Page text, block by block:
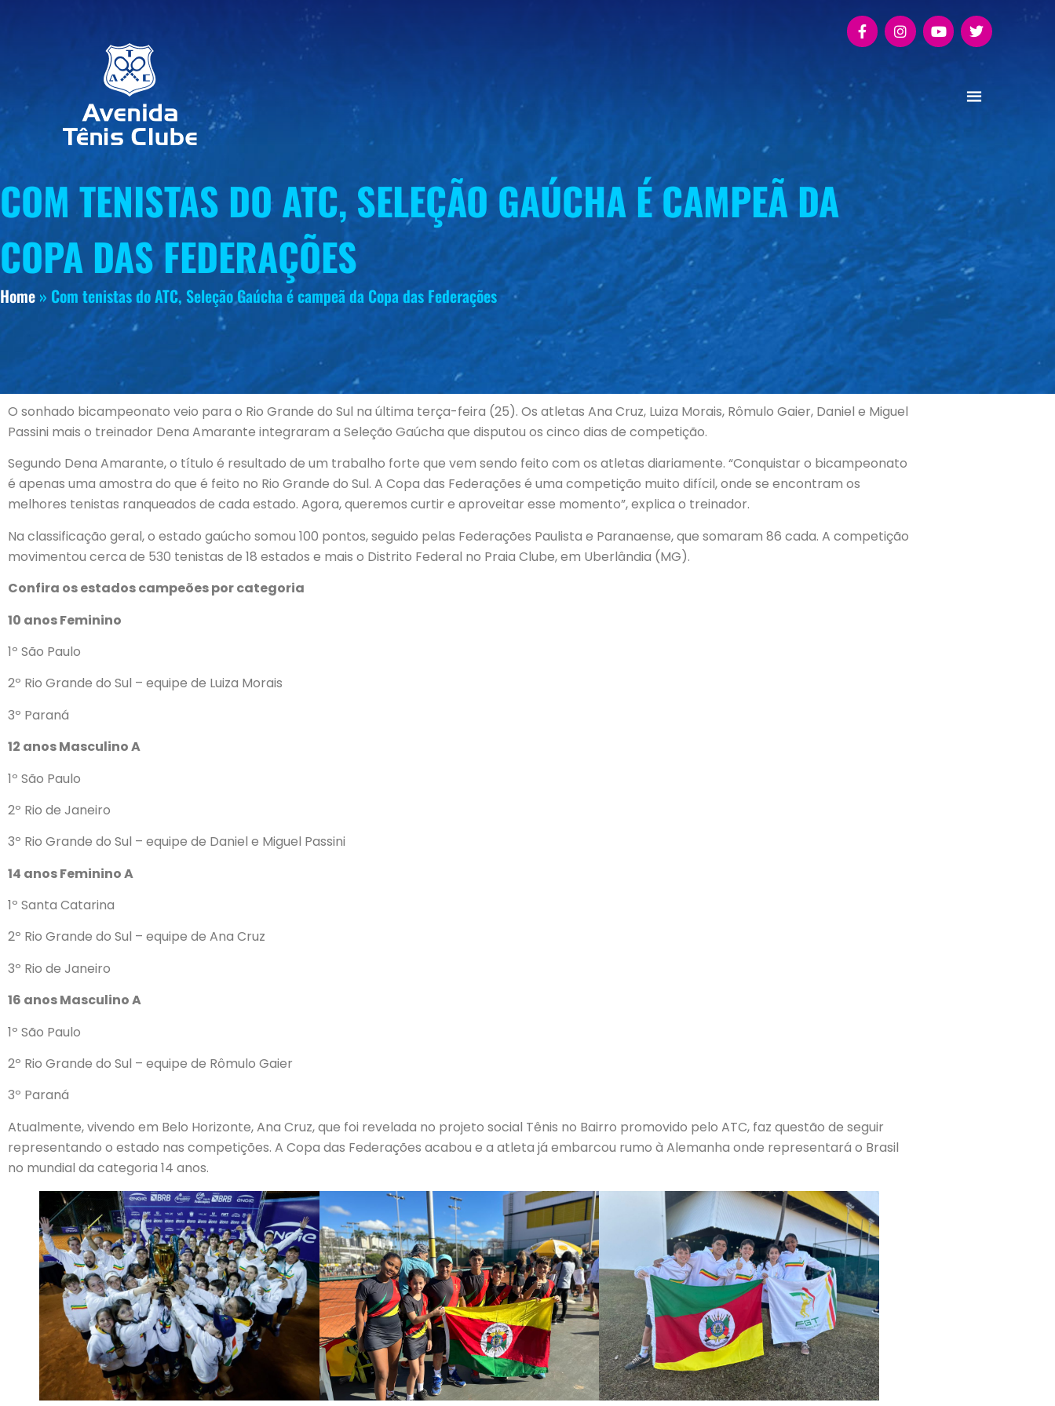
COM TENISTAS DO ATC, SELEÇÃO GAÚCHA É CAMPEÃ DA
COPA DAS FEDERAÇÕES
Home » Com tenistas do ATC, Seleção Gaúcha é campeã da Copa das Federações
O sonhado bicampeonato veio para o Rio Grande do Sul na última terça-feira (25). Os atletas Ana Cruz, Luiza Morais, Rômulo Gaier, Daniel e Miguel
Passini mais o treinador Dena Amarante integraram a Seleção Gaúcha que disputou os cinco dias de competição.
Segundo Dena Amarante, o título é resultado de um trabalho forte que vem sendo feito com os atletas diariamente. “Conquistar o bicampeonato
é apenas uma amostra do que é feito no Rio Grande do Sul. A Copa das Federações é uma competição muito difícil, onde se encontram os
melhores tenistas ranqueados de cada estado. Agora, queremos curtir e aproveitar esse momento”, explica o treinador.
Na classificação geral, o estado gaúcho somou 100 pontos, seguido pelas Federações Paulista e Paranaense, que somaram 86 cada. A competição
movimentou cerca de 530 tenistas de 18 estados e mais o Distrito Federal no Praia Clube, em Uberlândia (MG).
Confira os estados campeões por categoria
10 anos Feminino
1º São Paulo
2º Rio Grande do Sul – equipe de Luiza Morais
3º Paraná
12 anos Masculino A
1º São Paulo
2º Rio de Janeiro
3º Rio Grande do Sul – equipe de Daniel e Miguel Passini
14 anos Feminino A
1º Santa Catarina
2º Rio Grande do Sul – equipe de Ana Cruz
3º Rio de Janeiro
16 anos Masculino A
1º São Paulo
2º Rio Grande do Sul – equipe de Rômulo Gaier
3º Paraná
Atualmente, vivendo em Belo Horizonte, Ana Cruz, que foi revelada no projeto social Tênis no Bairro promovido pelo ATC, faz questão de seguir
representando o estado nas competições. A Copa das Federações acabou e a atleta já embarcou rumo à Alemanha onde representará o Brasil
no mundial da categoria 14 anos.